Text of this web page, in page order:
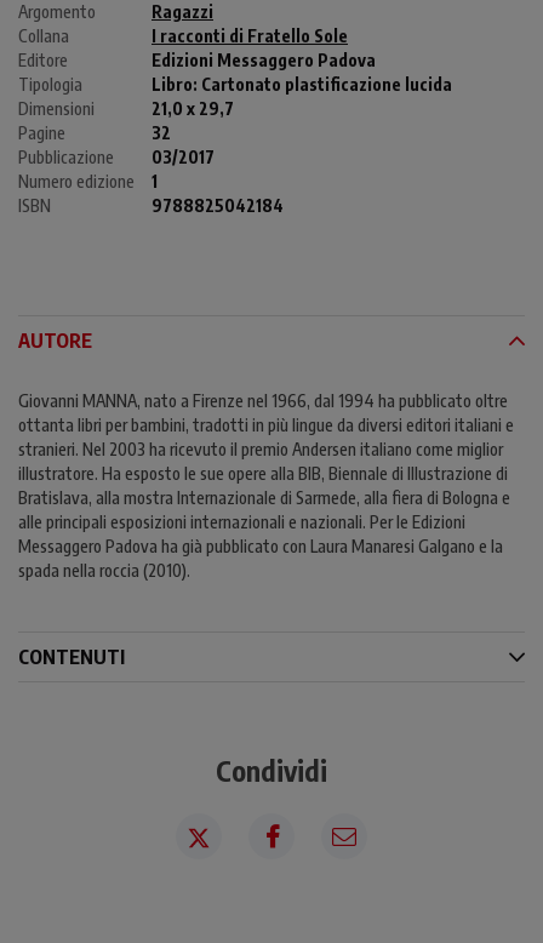
Argomento
Ragazzi
Collana
I racconti di Fratello Sole
Editore
Edizioni Messaggero Padova
Tipologia
Libro: Cartonato plastificazione lucida
Dimensioni
21,0 x 29,7
Pagine
32
Pubblicazione
03/2017
Numero edizione
1
ISBN
9788825042184
AUTORE
Giovanni MANNA, nato a Firenze nel 1966, dal 1994 ha pubblicato oltre
ottanta libri per bambini, tradotti in più lingue da diversi editori italiani e
stranieri. Nel 2003 ha ricevuto il premio Andersen italiano come miglior
illustratore. Ha esposto le sue opere alla BIB, Biennale di Illustrazione di
Bratislava, alla mostra Internazionale di Sarmede, alla fiera di Bologna e
alle principali esposizioni internazionali e nazionali. Per le Edizioni
Messaggero Padova ha già pubblicato con Laura Manaresi Galgano e la
spada nella roccia (2010).
CONTENUTI
Condividi